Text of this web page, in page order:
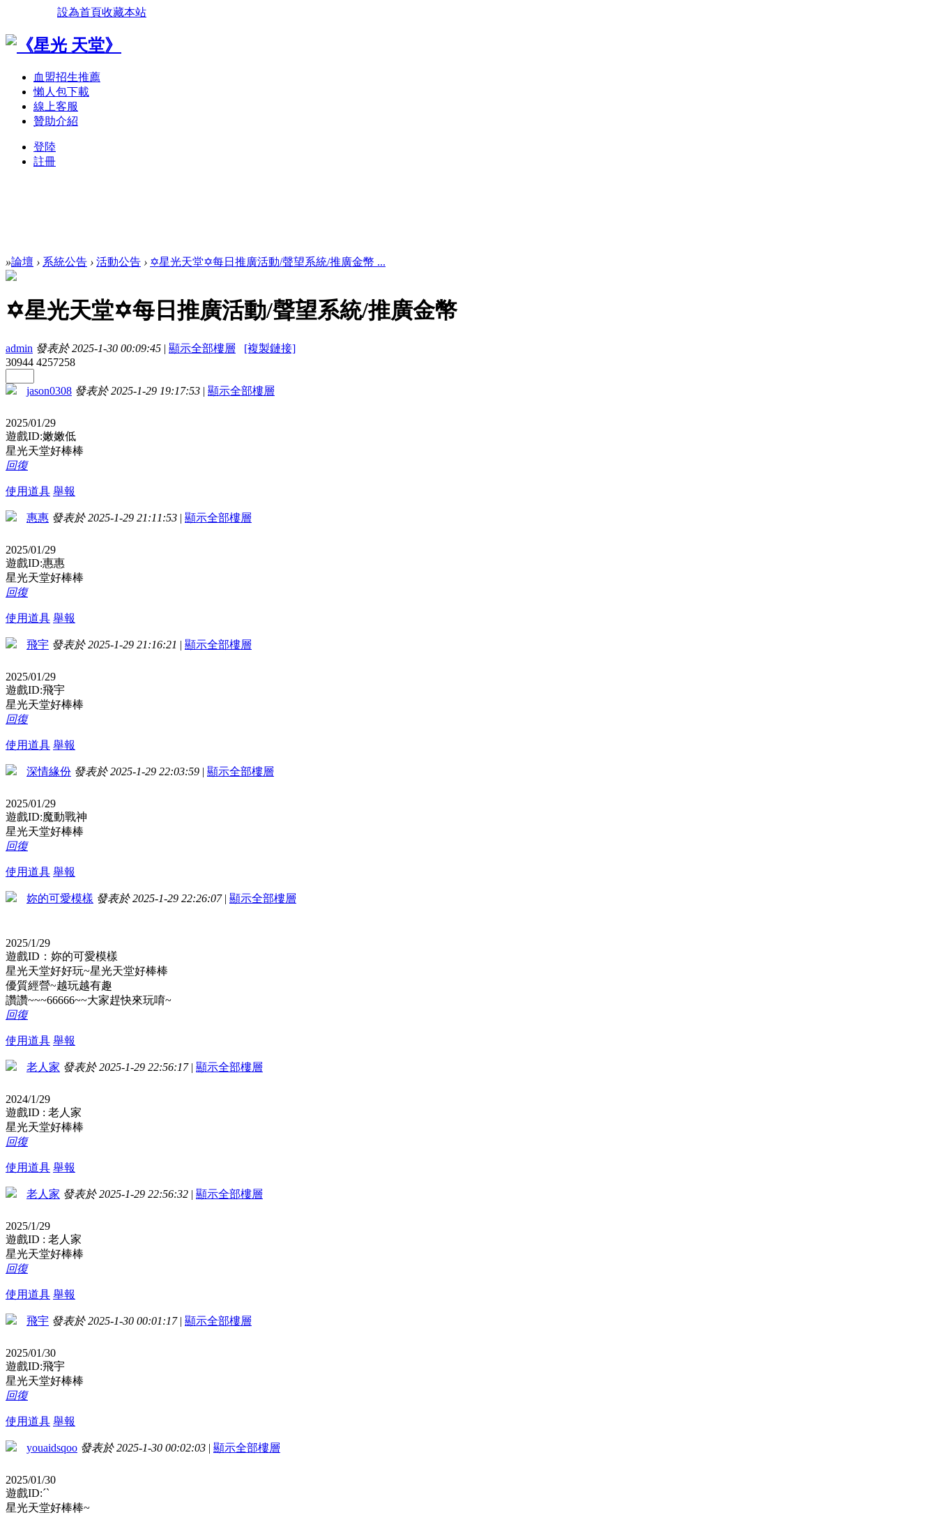
設為首頁收藏本站
血盟招生推薦
懶人包下載
線上客服
贊助介紹
登陸
註冊
»論壇 › 系統公告 › 活動公告 › ✡星光天堂✡每日推廣活動/聲望系統/推廣金幣 ...
✡星光天堂✡每日推廣活動/聲望系統/推廣金幣
admin 發表於 2025-1-30 00:09:45 | 顯示全部樓層
[複製鏈接]
30944 4257258
jason0308 發表於 2025-1-29 19:17:53 | 顯示全部樓層
2025/01/29
遊戲ID:嫩嫩低
星光天堂好棒棒
回復
使用道具 舉報
惠惠 發表於 2025-1-29 21:11:53 | 顯示全部樓層
2025/01/29
遊戲ID:惠惠
星光天堂好棒棒
回復
使用道具 舉報
飛宇 發表於 2025-1-29 21:16:21 | 顯示全部樓層
2025/01/29
遊戲ID:飛宇
星光天堂好棒棒
回復
使用道具 舉報
深情緣份 發表於 2025-1-29 22:03:59 | 顯示全部樓層
2025/01/29
遊戲ID:魔動戰神
星光天堂好棒棒
回復
使用道具 舉報
妳的可愛模樣 發表於 2025-1-29 22:26:07 | 顯示全部樓層
2025/1/29
遊戲ID：妳的可愛模樣
星光天堂好好玩~星光天堂好棒棒
優質經營~越玩越有趣
讚讚~~~66666~~大家趕快來玩唷~
回復
使用道具 舉報
老人家 發表於 2025-1-29 22:56:17 | 顯示全部樓層
2024/1/29
遊戲ID : 老人家
星光天堂好棒棒
回復
使用道具 舉報
老人家 發表於 2025-1-29 22:56:32 | 顯示全部樓層
2025/1/29
遊戲ID : 老人家
星光天堂好棒棒
回復
使用道具 舉報
飛宇 發表於 2025-1-30 00:01:17 | 顯示全部樓層
2025/01/30
遊戲ID:飛宇
星光天堂好棒棒
回復
使用道具 舉報
youaidsqoo 發表於 2025-1-30 00:02:03 | 顯示全部樓層
2025/01/30
遊戲ID:ˊˋ
星光天堂好棒棒~